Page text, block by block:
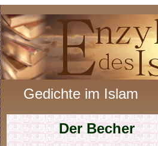
Gedichte im Islam
Der Becher